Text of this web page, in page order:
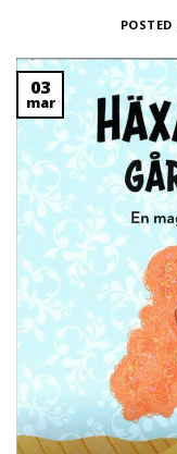
POSTED
03
mar